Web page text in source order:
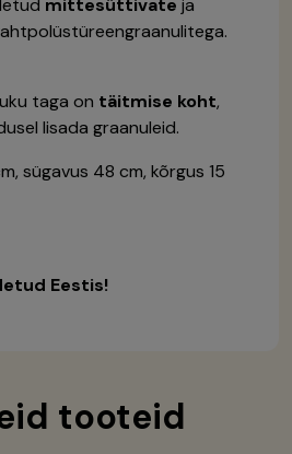
taga on täitmise koht,
lisada graanuleid.
sügavus 48 cm, kõrgus 15
Eestis!
tooteid